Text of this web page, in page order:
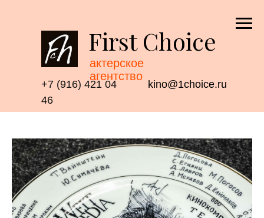
актерское
агентство
First Choice
+7 (916) 421 04
46
kino@1choice.ru